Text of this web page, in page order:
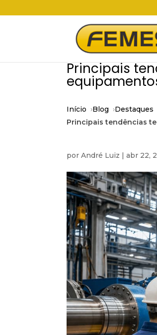
Principais
Início Blog
Destaques
Principais tendências
porAndré Luiz |abr 22,